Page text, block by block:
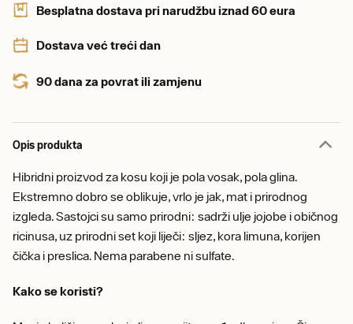
Besplatna dostava pri narudžbu iznad 60 eura
Dostava već treći dan
90 dana za povrat ili zamjenu
Opis produkta
Hibridni proizvod za kosu koji je pola vosak, pola glina.
Ekstremno dobro se oblikuje, vrlo je jak, mat i prirodnog
izgleda. Sastojci su samo prirodni: sadrži ulje jojobe i običnog
ricinusa, uz prirodni set koji liječi: sljez, kora limuna, korijen
čička i preslica. Nema parabene ni sulfate.
Kako se koristi?